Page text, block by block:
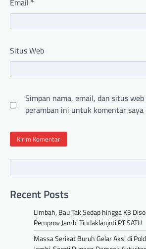
Email *
Situs Web
Simpan nama, email, dan situs web
peramban ini untuk komentar
Recent Posts
Limbah, Bau Tak Sedap hingga K3
Pemprov Jambi Tindaklanjuti PT SATU
Massa Serikat Buruh Gelar Aksi di